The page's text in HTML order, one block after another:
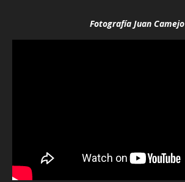
Fotografía Juan Camejo